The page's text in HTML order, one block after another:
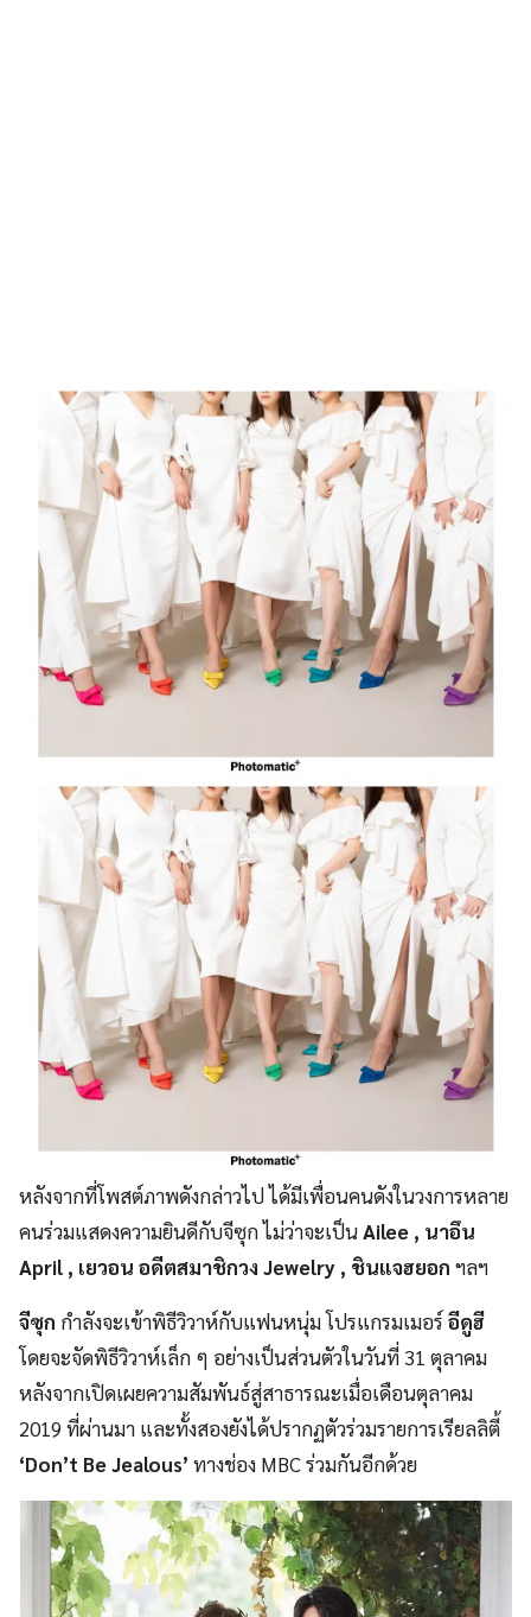
หลังจากที่โพสต์ภาพดังกล่าวไป ได้มีเพื่อนคนดังในวงการหลาย
คนร่วมแสดงความยินดีกับจีซุก ไม่ว่าจะเป็นAilee , นาอึน
April , เยวอน อดีตสมาชิกวง Jewelry , ชินแจฮยอก ฯลฯ
จีซุก กำลังจะเข้าพิธีวิวาห์กับแฟนหนุ่ม โปรแกรมเมอร์ อีดูฮี
โดยจะจัดพิธีวิวาห์เล็ก ๆ อย่างเป็นส่วนตัวในวันที่ 31 ตุลาคม
หลังจากเปิดเผยความสัมพันธ์สู่สาธารณะเมื่อเดือนตุลาคม
2019 ที่ผ่านมา และทั้งสองยังได้ปรากฏตัวร่วมรายการเรียลลิตี้
‘Don’t Be Jealous’ ทางช่อง MBC ร่วมกันอีกด้วย